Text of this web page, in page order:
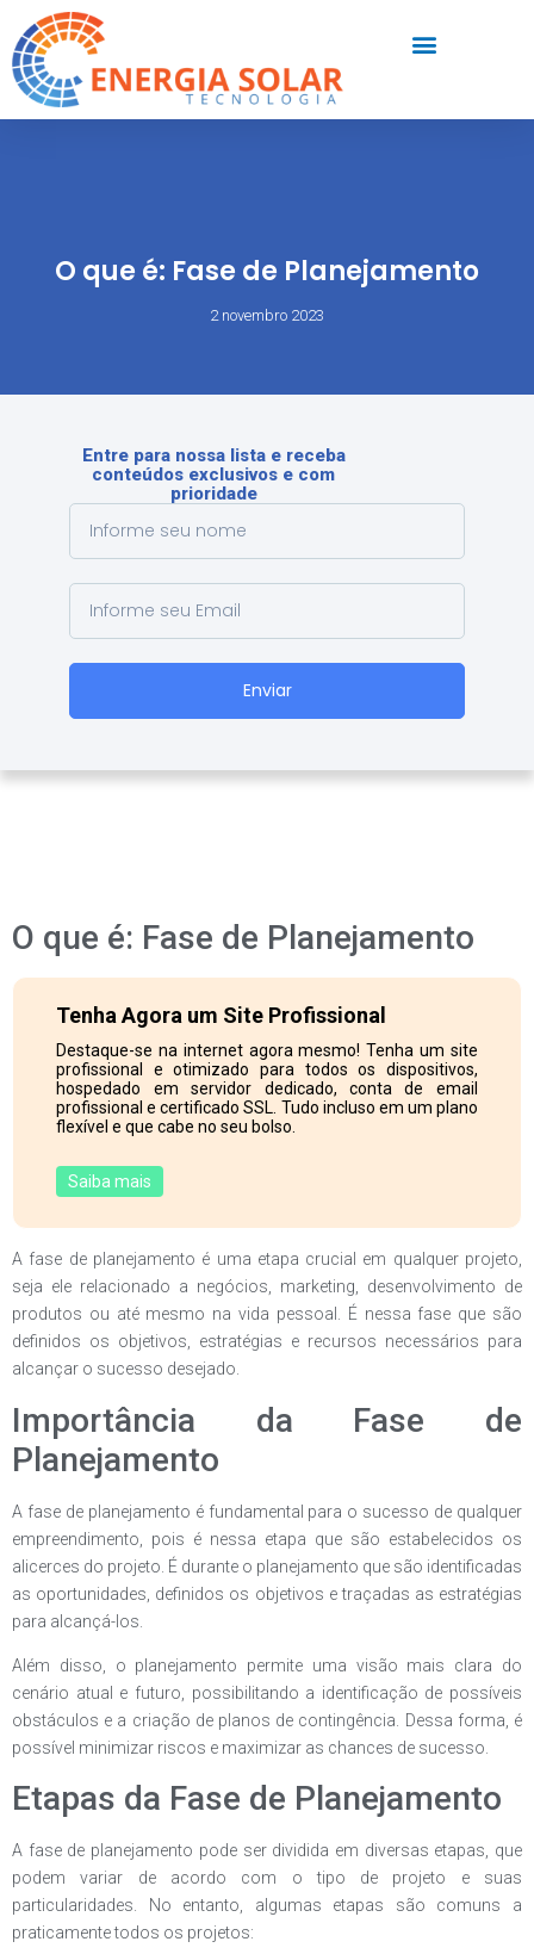
O que é: Fase de Planejamento
2 novembro 2023
Enviar
Entre para nossa lista e receba
conteúdos exclusivos e com
prioridade
O que é: Fase de Planejamento
Tenha Agora um Site Profissional
Destaque-se na internet agora mesmo! Tenha um site
profissional e otimizado para todos os dispositivos,
hospedado em servidor dedicado, conta de email
profissional e certificado SSL. Tudo incluso em um plano
flexível e que cabe no seu bolso.
Saiba mais
A fase de planejamento é uma etapa crucial em qualquer projeto,
seja ele relacionado a negócios, marketing, desenvolvimento de
produtos ou até mesmo na vida pessoal. É nessa fase que são
definidos os objetivos, estratégias e recursos necessários para
alcançar o sucesso desejado.
Importância da Fase de
Planejamento
A fase de planejamento é fundamental para o sucesso de qualquer
empreendimento, pois é nessa etapa que são estabelecidos os
alicerces do projeto. É durante o planejamento que são identificadas
as oportunidades, definidos os objetivos e traçadas as estratégias
para alcançá-los.
Além disso, o planejamento permite uma visão mais clara do
cenário atual e futuro, possibilitando a identificação de possíveis
obstáculos e a criação de planos de contingência. Dessa forma, é
possível minimizar riscos e maximizar as chances de sucesso.
Etapas da Fase de Planejamento
A fase de planejamento pode ser dividida em diversas etapas, que
podem variar de acordo com o tipo de projeto e suas
particularidades. No entanto, algumas etapas são comuns a
praticamente todos os projetos: